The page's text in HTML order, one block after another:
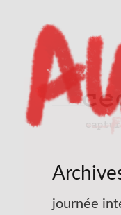
journée